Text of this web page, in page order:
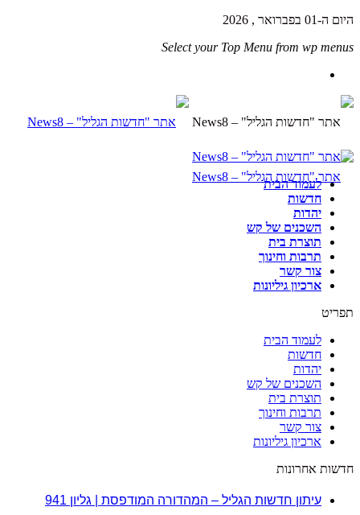
היום ה-01 בפברואר , 2026
Select your Top Menu from wp menus
לעמוד הבית
חדשות
יהדות
השכנים של קש
תוצרת בית
תרבות וחינוך
צור קשר
ארכיון גיליונות
תפריט
לעמוד הבית
חדשות
יהדות
השכנים של קש
תוצרת בית
תרבות וחינוך
צור קשר
ארכיון גיליונות
חדשות אחרונות
עיתון חדשות הגליל – המהדורה המודפסת | גליון 941